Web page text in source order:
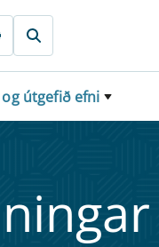
útgefið efni